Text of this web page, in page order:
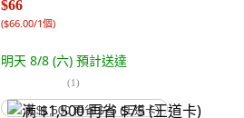
$66
($66.00/1個)
明天 8/8 (六) 預計送達
(1)
满 $1,500 再省 $75 (王道卡)